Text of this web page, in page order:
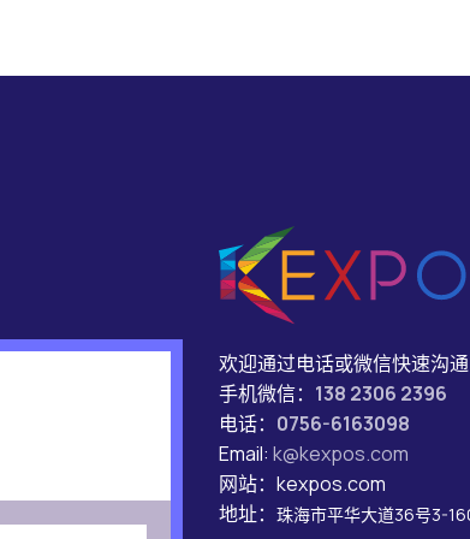
欢迎通过电话或微信快速沟通
手机微信： 138 2306 2396
电话： 0756-6163098
Email: k@kexpos.com
网站：kexpos.com
地址： 珠海市平华大道36号3-